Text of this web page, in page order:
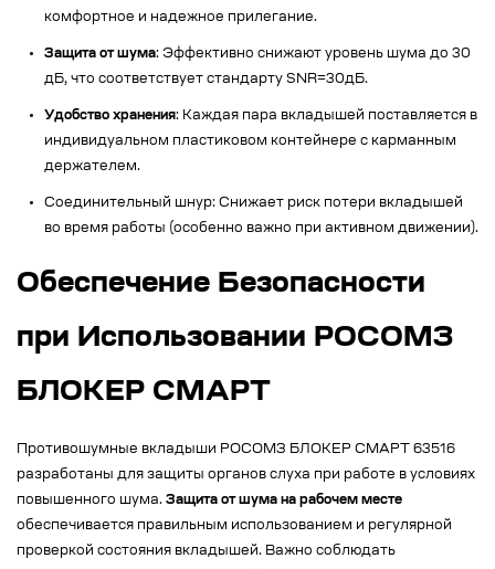
комфортное и надежное прилегание.
Защита от шума: Эффективно снижают уровень шума до 30
дБ, что соответствует стандарту SNR=30дБ.
Удобство хранения: Каждая пара вкладышей поставляется в
индивидуальном пластиковом контейнере с карманным
держателем.
Соединительный шнур: Снижает риск потери вкладышей
во время работы (особенно важно при активном движении).
Обеспечение Безопасности
при Использовании РОСОМЗ
БЛОКЕР СМАРТ
Противошумные вкладыши РОСОМЗ БЛОКЕР СМАРТ 63516
разработаны для защиты органов слуха при работе в условиях
повышенного шума. Защита от шума на рабочем месте
обеспечивается правильным использованием и регулярной
проверкой состояния вкладышей. Важно соблюдать